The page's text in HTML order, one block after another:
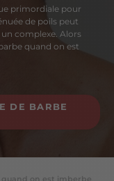
primordiale pour
de poils peut
complexe. Alors
quand on est
DE BARBE
on est imberbe